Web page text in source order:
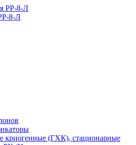
8-Л
криогенные (ГХК), стационарные